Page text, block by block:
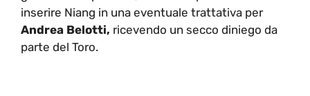
inserire Niang in una eventuale trattativa per
Andrea Belotti, ricevendo un secco diniego da
parte del Toro.